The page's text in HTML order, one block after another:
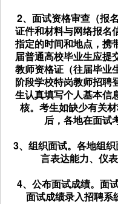
2、面试资格审查（报
证件和材料与网络报名
指定的时间和地点，携
届普通高校毕业生应提
教师资格证（往届毕业
阶段学校特岗教师招聘
生认真填写个人基本信
核。考生如缺少有关
后，各地在面试
3、组织面试。各地组
言表达能力、仪
4、公布面试成绩。面
面试成绩录入招聘系